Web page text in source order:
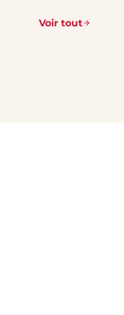
Voir tout